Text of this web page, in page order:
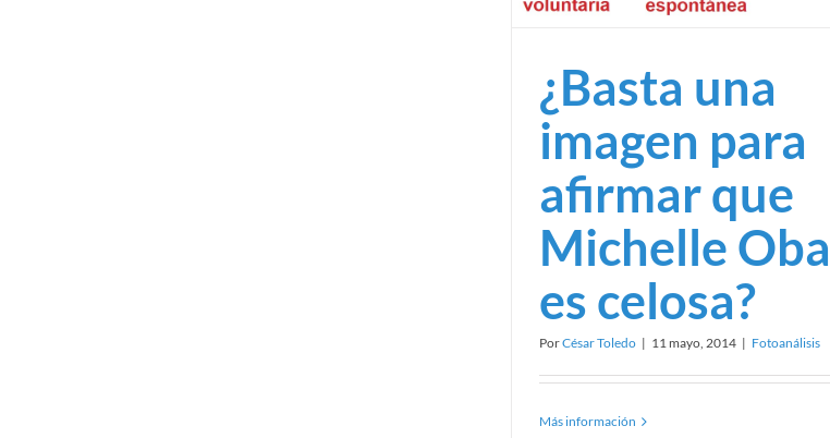
¿Basta una
imagen para
afirmar que
Michelle
es celosa?
PorCésar Toledo | 11 mayo, 2014 | Fotoanálisis
Más información